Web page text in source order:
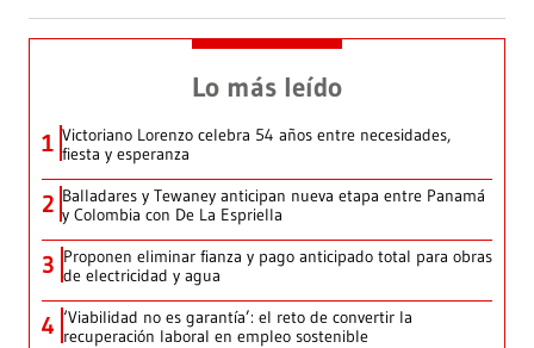
Lo más leído
1 Victoriano Lorenzo celebra 54 años entre necesidades,
fiesta y esperanza
2 Balladares y Tewaney anticipan nueva etapa entre Panamá
y Colombia con De La Espriella
3 Proponen eliminar fianza y pago anticipado total para obras
de electricidad y agua
4 ‘Viabilidad no es garantía’: el reto de convertir la
recuperación laboral en empleo sostenible